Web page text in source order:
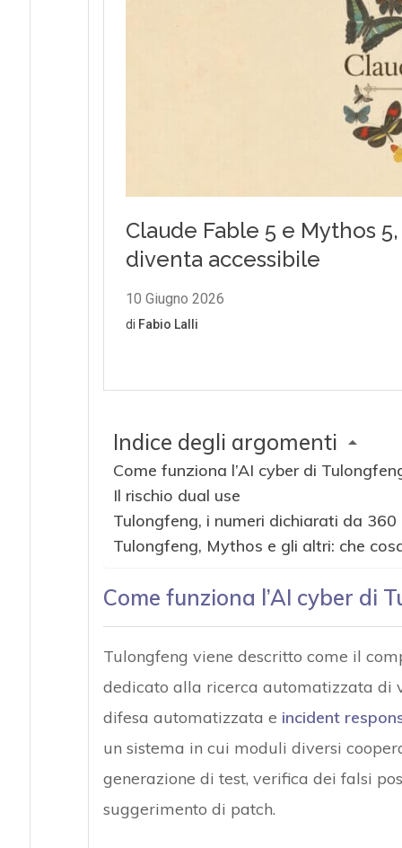
Indice degli argomenti
Come funziona l’AI cyber di
Il rischio dual use
Tulongfeng, i numeri dichiarati da 360
Tulongfeng, Mythos e gli altri: che
Come funziona l’AI cyber di
Tulongfeng viene descritto come il
dedicato alla ricerca automatizzata di
difesa automatizzata e incident
un sistema in cui moduli diversi
generazione di test, verifica dei falsi
suggerimento di patch.